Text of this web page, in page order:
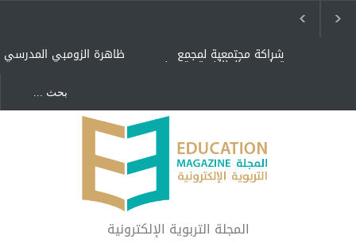
ظاهرة الزومبي المدرسي شراكة مجتمعية لمجمع
تعليمي بالطائف تستهدف
"كنت أنضرب ومافيني إلا
العافية" هل هذا مبرر
لاستمرار أسلوب التربية
المتوارث؟
لماذا تعد برامج توعية الأطفال
بخصوصية الجسد وقاية لا
فضول؟
المجلة التربوية الإلكترونية